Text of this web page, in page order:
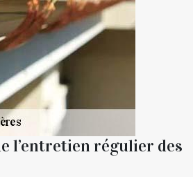
l’entretien régulier des